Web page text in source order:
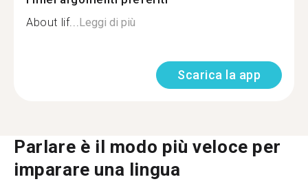
About lif... Leggi di più
Scarica la app
Parlare è il modo più veloce per
imparare una lingua